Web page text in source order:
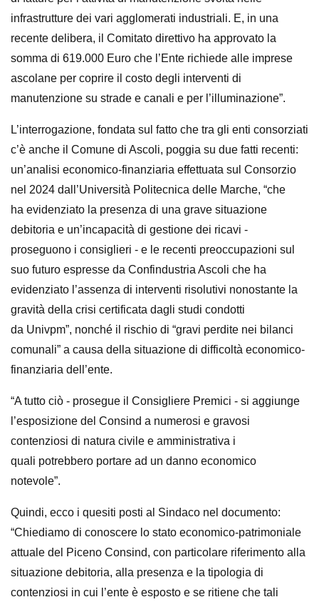
infrastrutture dei vari agglomerati industriali. E, in una
recente delibera, il Comitato direttivo ha approvato la
somma di 619.000 Euro che l’Ente richiede alle imprese
ascolane per coprire il costo degli interventi di
manutenzione su strade e canali e per l’illuminazione”.
L’interrogazione, fondata sul fatto che tra gli enti consorziati
c’è anche il Comune di Ascoli, poggia su due fatti recenti:
un’analisi economico-finanziaria effettuata sul Consorzio
nel 2024 dall’Università Politecnica delle Marche, “che
ha evidenziato la presenza di una grave situazione
debitoria e un’incapacità di gestione dei ricavi -
proseguono i consiglieri - e le recenti preoccupazioni sul
suo futuro espresse da Confindustria Ascoli che ha
evidenziato l’assenza di interventi risolutivi nonostante la
gravità della crisi certificata dagli studi condotti
da Univpm”, nonché il rischio di “gravi perdite nei bilanci
comunali” a causa della situazione di difficoltà economico-
finanziaria dell’ente.
“A tutto ciò - prosegue il Consigliere Premici - si aggiunge
l’esposizione del Consind a numerosi e gravosi
contenziosi di natura civile e amministrativa i
quali potrebbero portare ad un danno economico
notevole”.
Quindi, ecco i quesiti posti al Sindaco nel documento:
“Chiediamo di conoscere lo stato economico-patrimoniale
attuale del Piceno Consind, con particolare riferimento alla
situazione debitoria, alla presenza e la tipologia di
contenziosi in cui l’ente è esposto e se ritiene che tali